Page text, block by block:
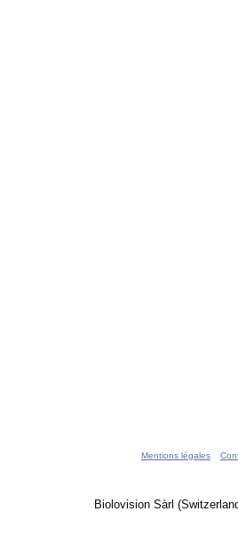
Mentions légales
Biolovision Sàrl